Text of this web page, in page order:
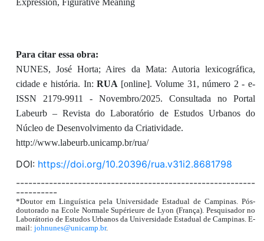
Para citar essa obra:
NUNES, José Horta; Aires da Mata: Autoria lexicográfica,
cidade e história. In:RUA [online]. Volume 31, número 2 - e-
ISSN 2179-9911 - Novembro/2025. Consultada no Portal
Labeurb – Revista do Laboratório de Estudos Urbanos do
Núcleo de Desenvolvimento da Criatividade.
http://www.labeurb.unicamp.br/rua/
DOI: https://doi.org/10.20396/rua.v31i2.8681798
----------------------------------------------------------
----------
*Doutor em Linguística pela Universidade Estadual de Campinas. Pós-
doutorado na Ecole Normale Supérieure de Lyon (França). Pesquisador no
Laborátorio de Estudos Urbanos da Universidade Estadual de Campinas. E-
mail: johnunes@unicamp.br.